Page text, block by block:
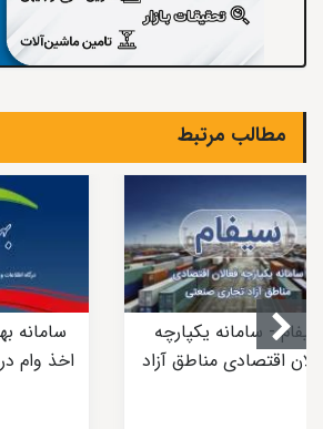
مطالب مرتبط
سامانه
اخذ وام
سیفام - سامانه یکپارچه
اقتصادی مناطق آزاد